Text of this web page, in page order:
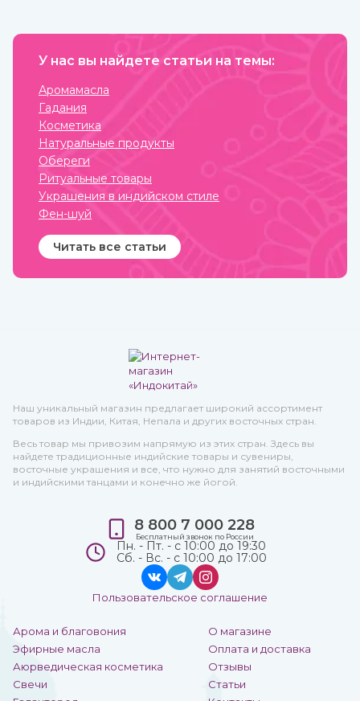
не вступает в реакцию с
пригодным в течение
У нас вы найдете статьи на темы:
Аромамасла
Гадания
Косметика
Натуральные продукты
Обереги
Ритуальные товары
Украшения в индийском стиле
Фен-шуй
Читать все статьи
Наш уникальный магазин предлагает широкий ассортимент
товаров из Индии, Китая, Непала и других восточных стран.
Весь товар мы привозим напрямую из этих стран. Здесь вы
найдете традиционные индийские товары и сувениры,
восточные украшения и все, что нужно для занятий восточными
и индийскими танцами и конечно же йогой.
Арома и благовония
Эфирные масла
Аюрведическая косметика
Свечи
О магазине
Оплата и доставка
Отзывы
Статьи
8 800 7 000 228
Бесплатный звонок по России
Пн. - Пт. - с 10:00 до 19:30
Сб. - Вс. - с 10:00 до 17:00
Пользовательское соглашение